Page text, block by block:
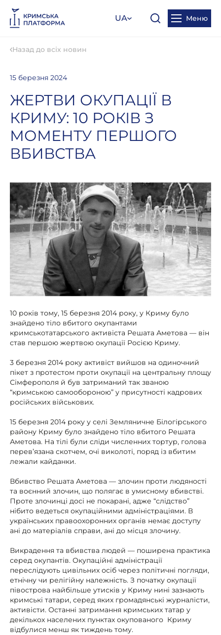
UA Меню
Назад до всіх новин
15 березня 2024
ЖЕРТВИ ОКУПАЦІЇ В
КРИМУ: 10 РОКІВ З
МОМЕНТУ ПЕРШОГО
ВБИВСТВА
10 років тому, 15 березня 2014 року, у Криму було
знайдено тіло вбитого окупантами
кримськотатарського активіста Решата Аметова — він
став першою жертвою окупації Росією Криму.
3 березня 2014 року активіст вийшов на одиночний
пікет з протестом проти окупації на центральну площу
Сімферополя й був затриманий так званою
“кримською самообороною” у присутності кадрових
російських військових.
15 березня 2014 року у селі Земляничне Білогірського
району Криму було знайдено тіло вбитого Решата
Аметова. На тілі були сліди численних тортур, голова
перев’язана скотчем, очі виколоті, поряд із вбитим
лежали кайданки.
Вбивство Решата Аметова — злочин проти людяності
та воєнний злочин, що полягає в умисному вбивстві.
Проте злочинці досі не покарані, адже “слідство”
нібито ведеться окупаційними адміністраціями. В
українських правоохоронних органів немає доступу
ані до матеріалів справи, ані до місця злочину.
Викрадення та вбивства людей — поширена практика
серед окупантів. Окупаційні адміністрації
переслідують цивільних осіб через політичні погляди,
етнічну чи релігійну належність. З початку окупації
півострова найбільше утисків у Криму нині зазнають
кримські татари, серед яких громадянські журналісти,
активісти. Останні затримання кримських татар у
декількох населених пунктах окупованого Криму
відбулися менш як тиждень тому.